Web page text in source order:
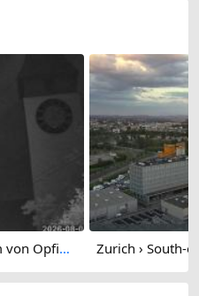
Opfikon › North-west: Turm von Opfikon